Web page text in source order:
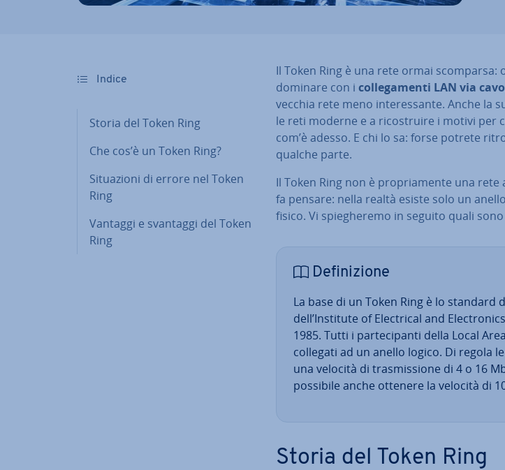
Indice
Storia del Token Ring
Che cos’è un Token Ring?
Si­tua­zio­ni di errore nel Token
Ring
Vantaggi e svantaggi del Token
Ring
Il Token Ring è una rete ormai scomparsa:
dominare con i col­le­ga­men­ti LAN via cavo
vecchia rete meno in­te­res­san­te. Anche la
le reti moderne e a ri­co­strui­re i motivi per
com’è adesso. E chi lo sa: forse potrete
qualche parte.
Il Token Ring non è pro­pria­men­te una rete
fa pensare: nella realtà esiste solo un
fisico. Vi spie­ghe­re­mo in seguito quali
De­fi­ni­zio­ne
La base di un Token Ring è lo standard
dell’Institute of Elec­tri­cal and
1985. Tutti i par­te­ci­pan­ti della Local
collegati ad un anello logico. Di regola
una velocità di tra­smis­sio­ne di 4 o 16
possibile anche ottenere la velocità di
Storia del Token Ring